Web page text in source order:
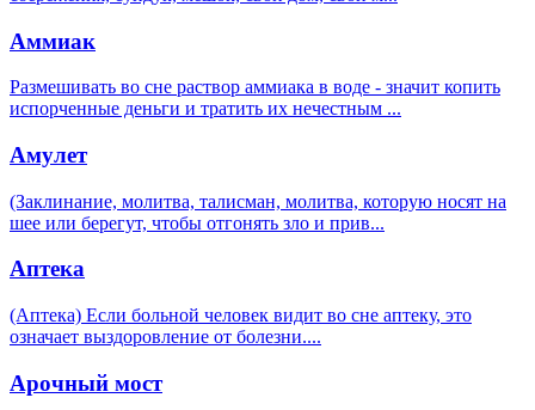
Аммиак
Размешивать во сне раствор аммиака в воде - значит копить
испорченные деньги и тратить их нечестным ...
Амулет
(Заклинание, молитва, талисман, молитва, которую носят на
шее или берегут, чтобы отгонять зло и прив...
Аптека
(Аптека) Если больной человек видит во сне аптеку, это
означает выздоровление от болезни....
Арочный мост